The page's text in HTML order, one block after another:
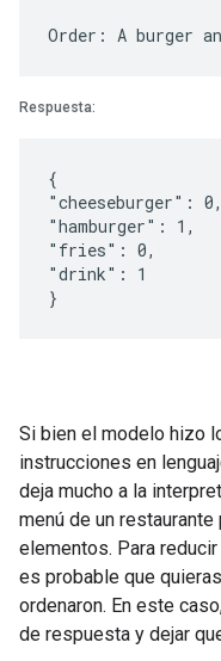
Respuesta:
{
"cheeseburger": 0,
"hamburger": 1,
"fries": 0,
"drink": 1
Si bien el modelo hizo
instrucciones en
deja mucho a la
menú de un
elementos. Para
es probable que
ordenaron. En este
de respuesta y dejar